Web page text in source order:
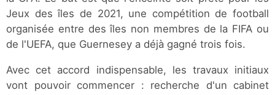
Jeux des îles de 2021, une compétition de football
organisée entre des îles non membres de la FIFA ou
de l'UEFA, que Guernesey a déjà gagné trois fois.
Avec cet accord indispensable, les travaux initiaux
vont pouvoir commencer : recherche d'un cabinet